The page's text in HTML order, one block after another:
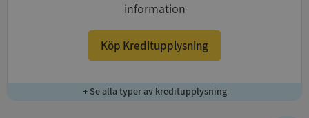
information
Köp Kreditupplysning
+ Se alla typer av kreditupplysning